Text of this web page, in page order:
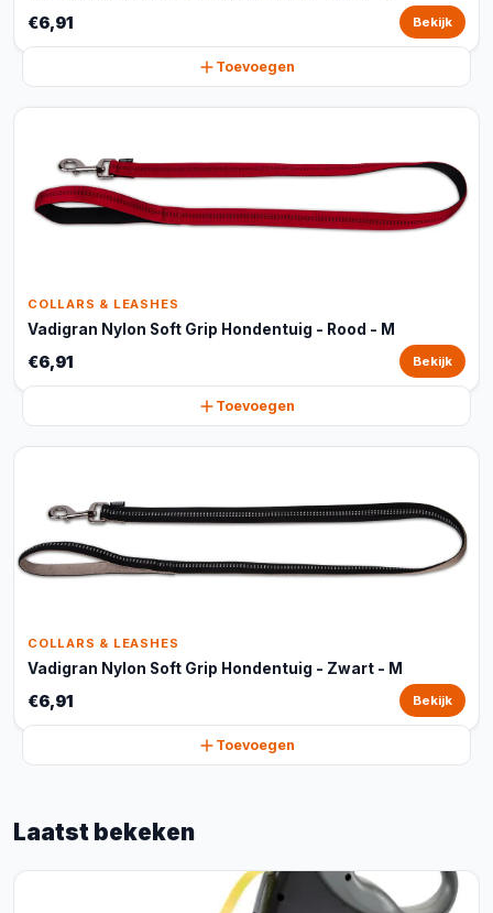
€6,91 Bekijk
Toevoegen
COLLARS & LEASHES
Vadigran Nylon Soft Grip Hondentuig - Rood - M
€6,91 Bekijk
Toevoegen
COLLARS & LEASHES
Vadigran Nylon Soft Grip Hondentuig - Zwart - M
€6,91 Bekijk
Toevoegen
Laatst bekeken